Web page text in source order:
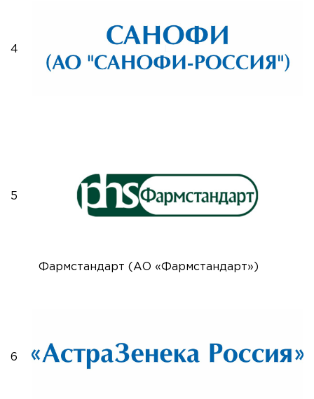
4
5
Фармстандарт (АО «Фармстандарт»)
6